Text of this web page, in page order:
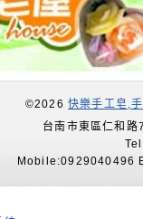
©2026 快樂手工皂,
台南市東區仁和
Mobile:0929040496